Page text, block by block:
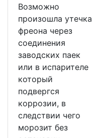
Возможно
произошла утечка
фреона через
соединения
заводских паек
или в испарителе
который
подвергся
коррозии, в
следствии чего
морозит без